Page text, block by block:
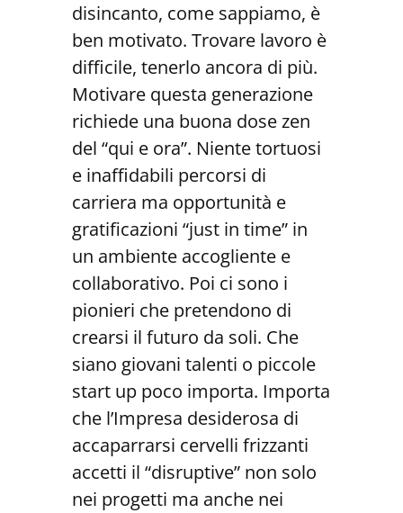
disincanto, come sappiamo, è
ben motivato. Trovare lavoro è
difficile, tenerlo ancora di più.
Motivare questa generazione
richiede una buona dose zen
del “qui e ora”. Niente tortuosi
e inaffidabili percorsi di
carriera ma opportunità e
gratificazioni “just in time” in
un ambiente accogliente e
collaborativo. Poi ci sono i
pionieri che pretendono di
crearsi il futuro da soli. Che
siano giovani talenti o piccole
start up poco importa. Importa
che l’Impresa desiderosa di
accaparrarsi cervelli frizzanti
accetti il “disruptive” non solo
nei progetti ma anche nei